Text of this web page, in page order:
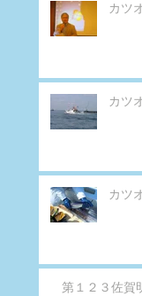
カツ
カツ
カツ
第１２３佐賀